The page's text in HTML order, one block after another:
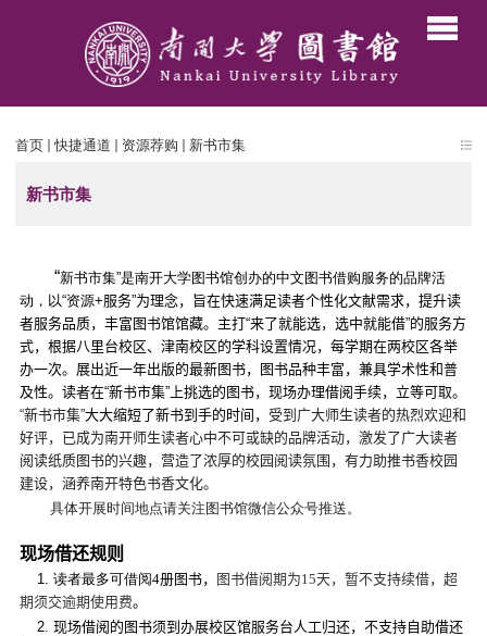
首页 快捷通道 资源荐购 新书市集
新书市集
“新书市集”是南开大学图书馆创办的中文图书借购服务的品牌活
动，以“资源+服务”为理念，旨在快速满足读者个性化文献需求，提升读
者服务品质，丰富图书馆馆藏。主打“来了就能选，选中就能借”的服务方
式，根据八里台校区、津南校区的学科设置情况，每学期在两校区各举
办一次。展出近一年出版的最新图书，图书品种丰富，兼具学术性和普
及性。读者在“新书市集”上挑选的图书，现场办理借阅手续，立等可取。
“新书市集”大大缩短了新书到手的时间， 受到广大师生读者的热烈欢迎和
好评，已成为南开师生读者心中不可或缺的品牌活动，激发了广大读者
阅读纸质图书的兴趣，营造了浓厚的校园阅读氛围，有力助推书香校园
建设，涵养南开特色书香文化。
具体开展时间地点请关注图书馆微信公众号推送。
现场借还规则
1. 读者最多可借阅4册图书， 图书借阅期为15天，暂不支持续借， 超
期须交逾期使用费。
2. 现场借阅的图书须到办展校区馆服务台人工归还，不支持自助借还